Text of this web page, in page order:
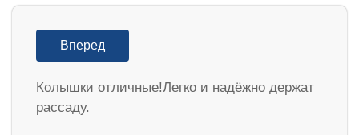
Вперед
Колышки отличные!Легко и надёжно держат
рассаду.